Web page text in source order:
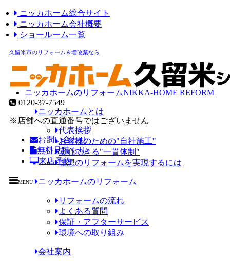
ニッカホーム総合サイト
ニッカホーム会社概要
ショールーム一覧
久留米市のリフォーム＆増改築なら
0120-37-7549
※店舗への直通番号ではございません
お問い合わせ
無料見積もり
来店予約
MENU
ニッカホームのリフォームNIKKA-HOME REFORM
ニッカホームとは
代表挨拶
お客様のための"自社施工"
安心できる"一貫体制"
理想のリフォームを実現するには
ニッカホームのリフォーム
リフォームの流れ
よくある質問
保証・アフターサービス
環境への取り組み
会社案内